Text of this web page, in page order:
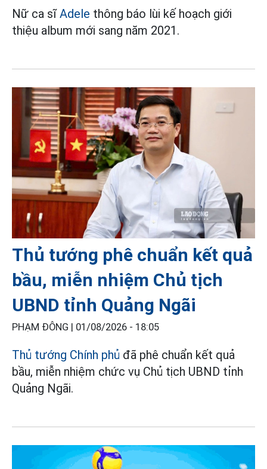
Nữ ca sĩAdele thông báo lùi kế hoạch giới
thiệu album mới sang năm 2021.
Thủ tướng phê chuẩn kết quả
bầu, miễn nhiệm Chủ tịch
UBND tỉnh Quảng Ngãi
PHẠM ĐÔNG | 01/08/2026 - 18:05
Thủ tướng Chính phủ đã phê chuẩn kết quả
bầu, miễn nhiệm chức vụ Chủ tịch UBND tỉnh
Quảng Ngãi.